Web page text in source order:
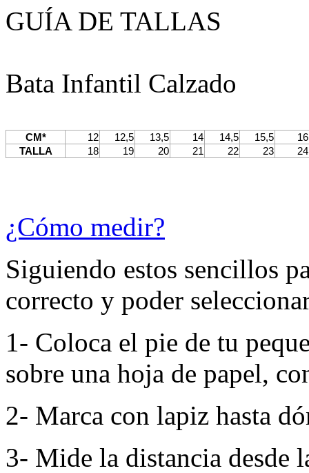
GUÍA DE TALLAS
Bata Infantil Calzado
CM* 12 12,5 13,5 14 14,5 15,5
16
TALLA
18 19 20 21 22 23 24
¿Cómo medir?
Siguiendo estos sencillos
correcto y poder
1- Coloca el pie de tu
sobre una hoja de papel,
2- Marca con lapiz hasta
3- Mide la distancia desde